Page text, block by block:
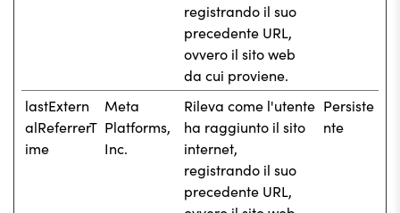
registrando il suo
precedente URL,
ovvero il sito web
da cui proviene.
lastExtern
alReferrerT
ime
Meta
Platforms,
Inc.
Rileva come l'utente
ha raggiunto il sito
internet,
registrando il suo
precedente URL,
Persiste
nte